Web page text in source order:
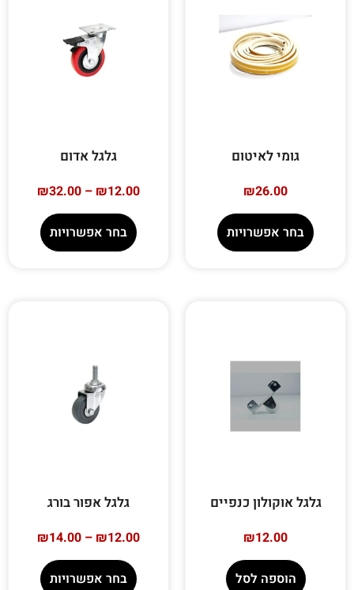
גומי לאיטום
₪26.00
בחר אפשרויות
גלגל אדום
₪12.00
–
₪32.00
בחר אפשרויות
גלגל אוקולון כנפיים
₪12.00
הוספה לסל
גלגל אפור בורג
₪12.00
–
₪14.00
בחר אפשרויות